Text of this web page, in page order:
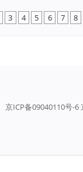
3 4 5 6 7 8
京ICP备09040110号-6